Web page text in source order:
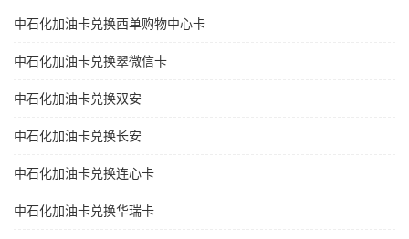
中石化加油卡兑换西单购物中心卡
中石化加油卡兑换翠微信卡
中石化加油卡兑换双安
中石化加油卡兑换长安
中石化加油卡兑换连心卡
中石化加油卡兑换华瑞卡